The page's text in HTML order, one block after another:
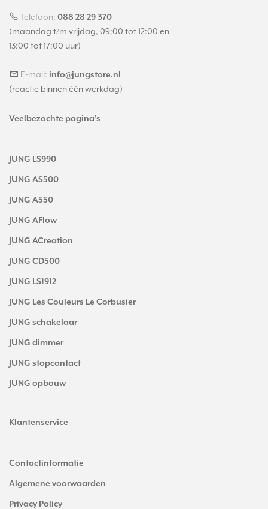
Telefoon: 088 28 29 370
(maandag t/m vrijdag, 09:00 tot 12:00 en
13:00 tot 17:00 uur)
E-mail: info@jungstore.nl
(reactie binnen één werkdag)
Veelbezochte pagina's
JUNG LS990
JUNG AS500
JUNG A550
JUNG AFlow
JUNG ACreation
JUNG CD500
JUNG LS1912
JUNG Les Couleurs Le Corbusier
JUNG schakelaar
JUNG dimmer
JUNG stopcontact
JUNG opbouw
Klantenservice
Contactinformatie
Algemene voorwaarden
Privacy Policy